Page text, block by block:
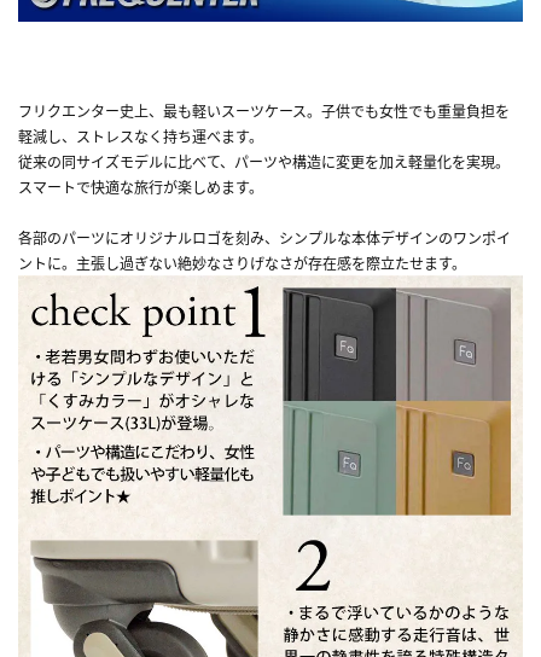
フリクエンター史上、最も軽いスーツケース。子供でも女性でも重量負担を
軽減し、ストレスなく持ち運べます。
従来の同サイズモデルに比べて、パーツや構造に変更を加え軽量化を実現。
スマートで快適な旅行が楽しめます。
各部のパーツにオリジナルロゴを刻み、シンプルな本体デザインのワンポイ
ントに。主張し過ぎない絶妙なさりげなさが存在感を際立たせます。